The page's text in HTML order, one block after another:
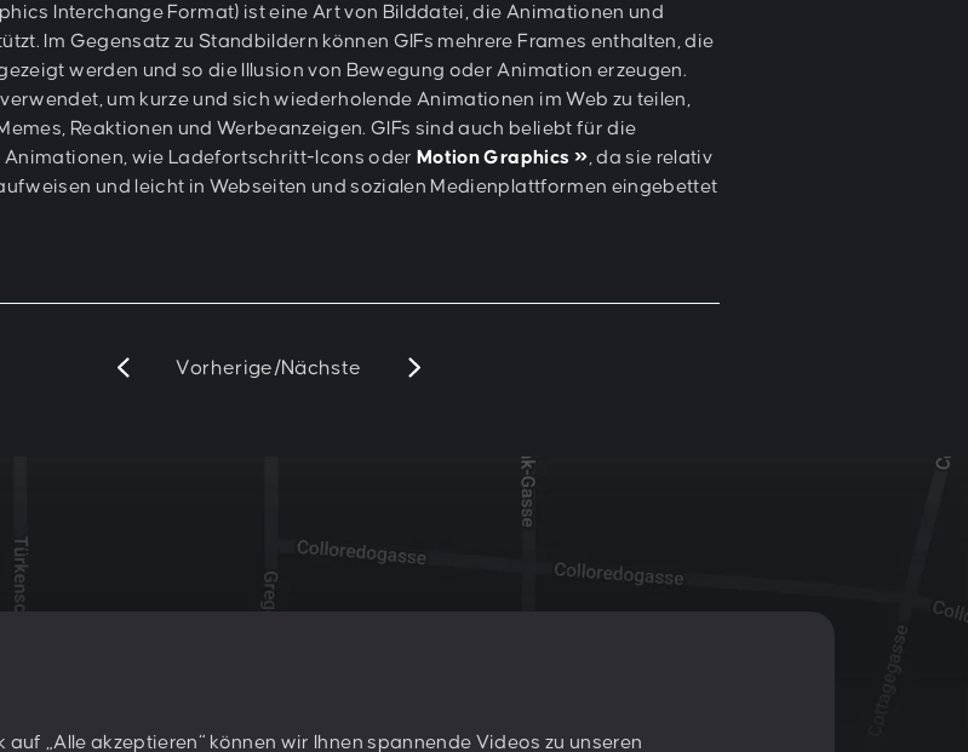
auf „Alle akzeptieren“ können wir Ihnen spannende Videos zu unseren
Interchange Format) ist eine Art von Bilddatei, die Animationen und
Im Gegensatz zu Standbildern können GIFs mehrere Frames enthalten, die
werden und so die Illusion von Bewegung oder Animation erzeugen.
um kurze und sich wiederholende Animationen im Web zu teilen,
Reaktionen und Werbeanzeigen. GIFs sind auch beliebt für die
Animationen, wie Ladefortschritt-Icons oder Motion Graphics
, da sie relativ
und leicht in Webseiten und sozialen Medienplattformen eingebettet
Vorherige/Nächste